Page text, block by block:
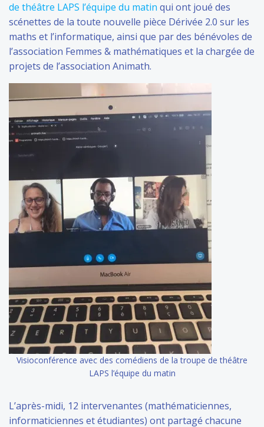
de théâtre LAPS l’équipe du matin qui ont joué des
scénettes de la toute nouvelle pièce Dérivée 2.0 sur les
maths et l’informatique, ainsi que par des bénévoles de
l’association Femmes & mathématiques et la chargée de
projets de l’association Animath.
Visioconférence avec des comédiens de la troupe de théâtre
LAPS l’équipe du matin
L’après-midi, 12 intervenantes (mathématiciennes,
informaticiennes et étudiantes) ont partagé chacune